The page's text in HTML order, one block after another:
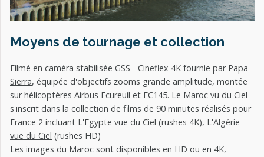
Moyens de tournage et collection
Filmé en caméra stabilisée GSS - Cineflex 4K fournie par Papa
Sierra, équipée d'objectifs zooms grande amplitude, montée
sur hélicoptères Airbus Ecureuil et EC145. Le Maroc vu du Ciel
s'inscrit dans la collection de films de 90 minutes réalisés pour
France 2 incluant L'Egypte vue du Ciel (rushes 4K), L'Algérie
vue du Ciel (rushes HD)
Les images du Maroc sont disponibles en HD ou en 4K,